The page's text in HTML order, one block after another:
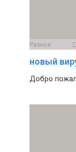
Разное
новый
Добро